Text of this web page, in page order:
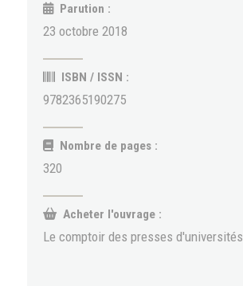
Parution :
23 octobre 2018
ISBN / ISSN :
9782365190275
Nombre de pages :
320
Acheter l'ouvrage :
Le comptoir des presses d'universités